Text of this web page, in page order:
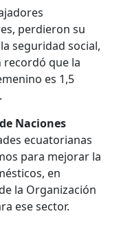
perdieron su
seguridad social,
recordó que la
es 1,5
Naciones
ecuatorianas
para mejorar la
en
la Organización
ese sector.